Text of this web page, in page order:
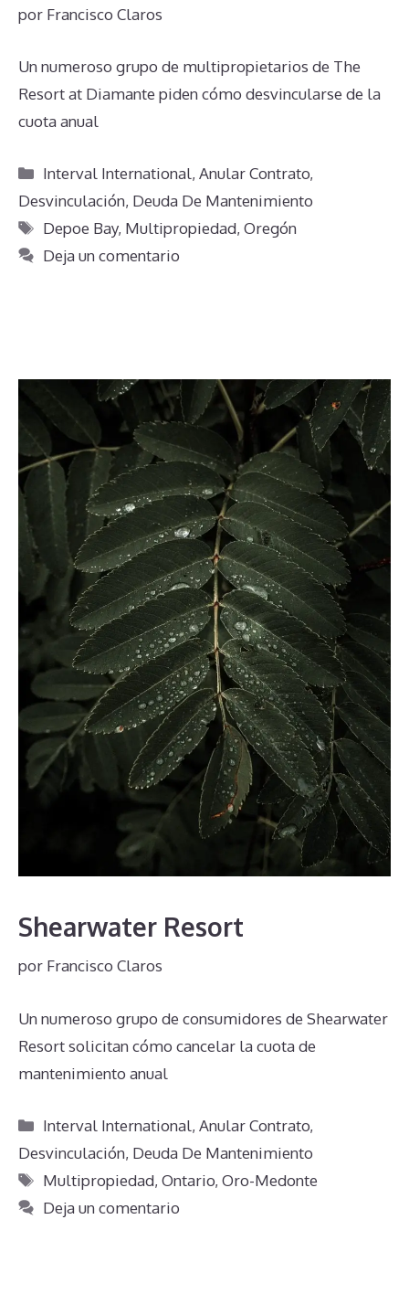
por Francisco Claros
Un numeroso grupo de multipropietarios de The
Resort at Diamante piden cómo desvincularse de la
cuota anual
Categorías
Interval International,Anular Contrato,
Desvinculación, Deuda De Mantenimiento
Etiquetas
Depoe Bay, Multipropiedad,Oregón
Deja un comentario
Shearwater Resort
por Francisco Claros
Un numeroso grupo de consumidores de Shearwater
Resort solicitan cómo cancelar la cuota de
mantenimiento anual
Categorías
Interval International,Anular Contrato,
Desvinculación, Deuda De Mantenimiento
Etiquetas
Multipropiedad,Ontario,Oro-Medonte
Deja un comentario